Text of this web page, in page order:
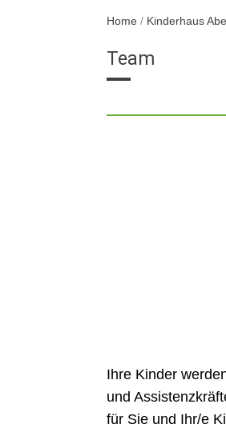
Home / Kinderhaus
Team
Ihre Kinder
und
für Sie und Ihr/e